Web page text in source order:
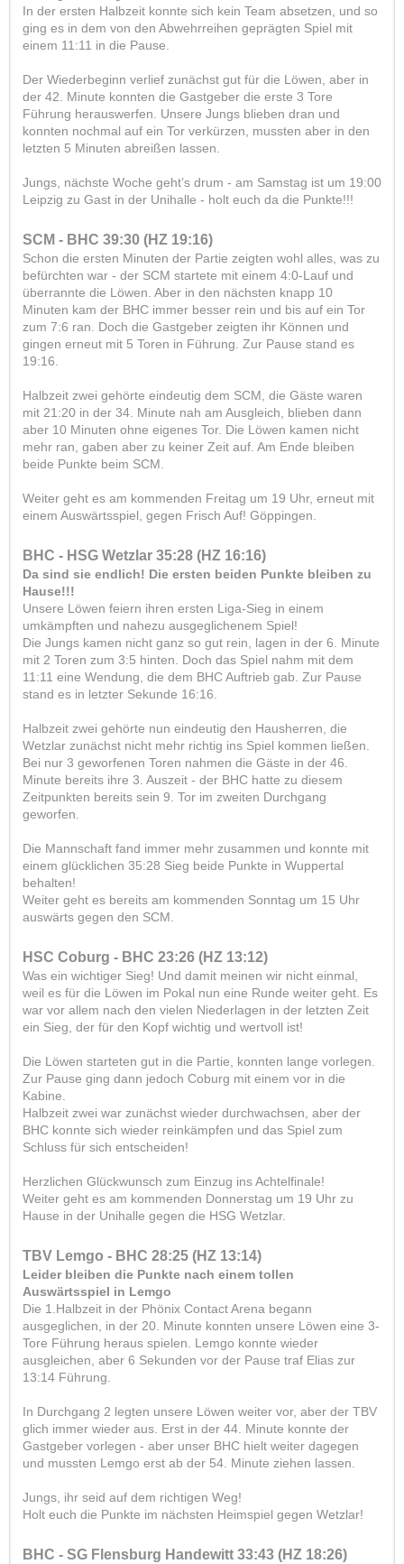
In der ersten Halbzeit konnte sich kein Team absetzen, und so
ging es in dem von den Abwehrreihen geprägten Spiel mit
einem 11:11 in die Pause.
Der Wiederbeginn verlief zunächst gut für die Löwen, aber in
der 42. Minute konnten die Gastgeber die erste 3 Tore
Führung herauswerfen. Unsere Jungs blieben dran und
konnten nochmal auf ein Tor verkürzen, mussten aber in den
letzten 5 Minuten abreißen lassen.
Jungs, nächste Woche geht’s drum - am Samstag ist um 19:00
Leipzig zu Gast in der Unihalle - holt euch da die Punkte!!!
SCM - BHC 39:30 (HZ 19:16)
Schon die ersten Minuten der Partie zeigten wohl alles, was zu
befürchten war - der SCM startete mit einem 4:0-Lauf und
überrannte die Löwen. Aber in den nächsten knapp 10
Minuten kam der BHC immer besser rein und bis auf ein Tor
zum 7:6 ran. Doch die Gastgeber zeigten ihr Können und
gingen erneut mit 5 Toren in Führung. Zur Pause stand es
19:16.
Halbzeit zwei gehörte eindeutig dem SCM, die Gäste waren
mit 21:20 in der 34. Minute nah am Ausgleich, blieben dann
aber 10 Minuten ohne eigenes Tor. Die Löwen kamen nicht
mehr ran, gaben aber zu keiner Zeit auf. Am Ende bleiben
beide Punkte beim SCM.
Weiter geht es am kommenden Freitag um 19 Uhr, erneut mit
einem Auswärtsspiel, gegen Frisch Auf! Göppingen.
BHC - HSG Wetzlar 35:28 (HZ 16:16)
Da sind sie endlich! Die ersten beiden Punkte bleiben zu
Hause!!!
Unsere Löwen feiern ihren ersten Liga-Sieg in einem
umkämpften und nahezu ausgeglichenem Spiel!
Die Jungs kamen nicht ganz so gut rein, lagen in der 6. Minute
mit 2 Toren zum 3:5 hinten. Doch das Spiel nahm mit dem
11:11 eine Wendung, die dem BHC Auftrieb gab. Zur Pause
stand es in letzter Sekunde 16:16.
Halbzeit zwei gehörte nun eindeutig den Hausherren, die
Wetzlar zunächst nicht mehr richtig ins Spiel kommen ließen.
Bei nur 3 geworfenen Toren nahmen die Gäste in der 46.
Minute bereits ihre 3. Auszeit - der BHC hatte zu diesem
Zeitpunkten bereits sein 9. Tor im zweiten Durchgang
geworfen.
Die Mannschaft fand immer mehr zusammen und konnte mit
einem glücklichen 35:28 Sieg beide Punkte in Wuppertal
behalten!
Weiter geht es bereits am kommenden Sonntag um 15 Uhr
auswärts gegen den SCM.
HSC Coburg - BHC 23:26 (HZ 13:12)
Was ein wichtiger Sieg! Und damit meinen wir nicht einmal,
weil es für die Löwen im Pokal nun eine Runde weiter geht. Es
war vor allem nach den vielen Niederlagen in der letzten Zeit
ein Sieg, der für den Kopf wichtig und wertvoll ist!
Die Löwen starteten gut in die Partie, konnten lange vorlegen.
Zur Pause ging dann jedoch Coburg mit einem vor in die
Kabine.
Halbzeit zwei war zunächst wieder durchwachsen, aber der
BHC konnte sich wieder reinkämpfen und das Spiel zum
Schluss für sich entscheiden!
Herzlichen Glückwunsch zum Einzug ins Achtelfinale!
Weiter geht es am kommenden Donnerstag um 19 Uhr zu
Hause in der Unihalle gegen die HSG Wetzlar.
TBV Lemgo - BHC 28:25 (HZ 13:14)
Leider bleiben die Punkte nach einem tollen
Auswärtsspiel in Lemgo
Die 1.Halbzeit in der Phönix Contact Arena begann
ausgeglichen, in der 20. Minute konnten unsere Löwen eine 3-
Tore Führung heraus spielen. Lemgo konnte wieder
ausgleichen, aber 6 Sekunden vor der Pause traf Elias zur
13:14 Führung.
In Durchgang 2 legten unsere Löwen weiter vor, aber der TBV
glich immer wieder aus. Erst in der 44. Minute konnte der
Gastgeber vorlegen - aber unser BHC hielt weiter dagegen
und mussten Lemgo erst ab der 54. Minute ziehen lassen.
Jungs, ihr seid auf dem richtigen Weg!
Holt euch die Punkte im nächsten Heimspiel gegen Wetzlar!
BHC - SG Flensburg Handewitt 33:43 (HZ 18:26)